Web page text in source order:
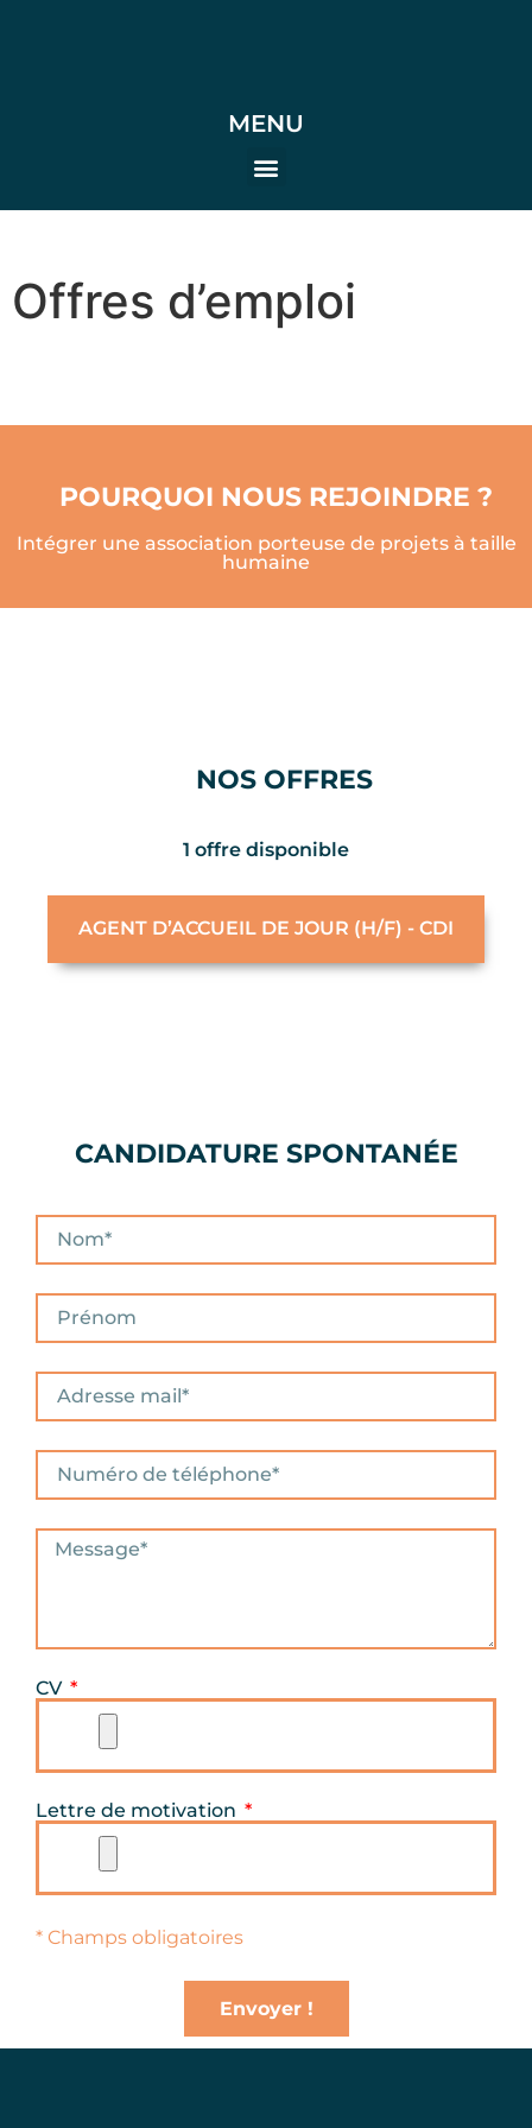
MENU
Offres d’emploi
POURQUOI NOUS REJOINDRE ?
Intégrer une association porteuse de projets à taille
humaine
NOS OFFRES
1 offre disponible
AGENT D’ACCUEIL DE JOUR (H/F) - CDI
CANDIDATURE SPONTANÉE
CV
Lettre de motivation
* Champs obligatoires
Envoyer !